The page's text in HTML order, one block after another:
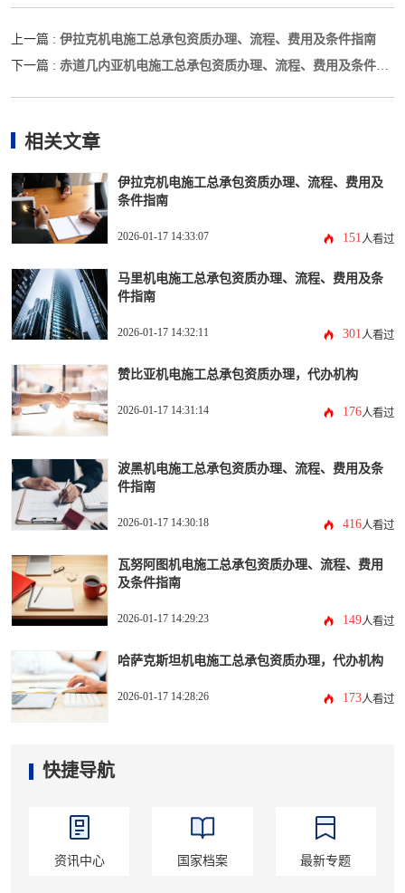
上一篇 : 伊拉克机电施工总承包资质办理、流程、费用及条件指南
下一篇 : 赤道几内亚机电施工总承包资质办理、流程、费用及条件指
相关文章
伊拉克机电施工总承包资质办理、流程、费用及
条件指南
2026-01-17 14:33:07 151人看过
马里机电施工总承包资质办理、流程、费用及条
件指南
2026-01-17 14:32:11 301人看过
赞比亚机电施工总承包资质办理，代办机构
2026-01-17 14:31:14 176人看过
波黑机电施工总承包资质办理、流程、费用及条
件指南
2026-01-17 14:30:18 416人看过
瓦努阿图机电施工总承包资质办理、流程、费用
及条件指南
2026-01-17 14:29:23 149人看过
哈萨克斯坦机电施工总承包资质办理，代办机构
2026-01-17 14:28:26 173人看过
快捷导航
资讯中心 国家档案 最新专题